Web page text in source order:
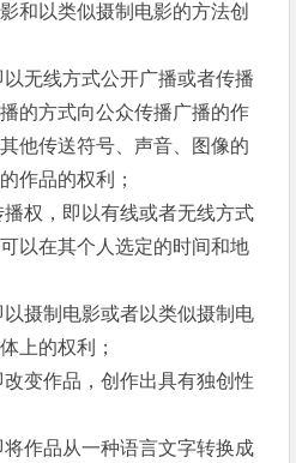
和以类似摄制电影的方法创
线方式公开广播或者传播
的方式向公众传播广播的作
他传送符号、声音、图像的
作品的权利；
，即以有线或者无线方式
以在其个人选定的时间和地
制电影或者以类似摄制电
上的权利；
作品，创作出具有独创性
品从一种语言文字转换成